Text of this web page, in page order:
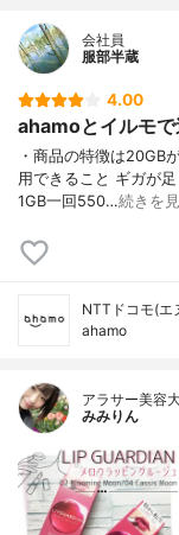
会社員
服部半蔵
4.00
ahamoとイルモ
・商品の特徴は20GB
用できること ギガが
1GB一回550…続きを
NTTドコモ(エ
ahamo
アラサー美容
みみりん